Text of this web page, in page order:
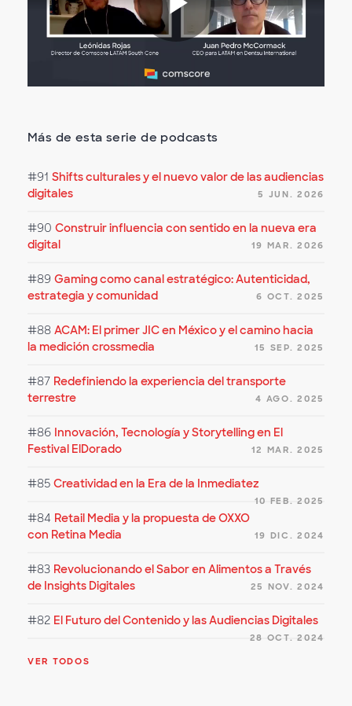
Más de esta serie de podcasts
#91 Shifts culturales y el nuevo valor de las audiencias
digitales
5 JUN. 2026
#90 Construir influencia con sentido en la nueva era
digital
19 MAR. 2026
#89 Gaming como canal estratégico: Autenticidad,
estrategia y comunidad
6 OCT. 2025
#88 ACAM: El primer JIC en México y el camino hacia
la medición crossmedia
15 SEP. 2025
#87 Redefiniendo la experiencia del transporte
terrestre
4 AGO. 2025
#86 Innovación, Tecnología y Storytelling en El
Festival ElDorado
12 MAR. 2025
#85 Creatividad en la Era de la Inmediatez
10 FEB. 2025
#84 Retail Media y la propuesta de OXXO
con Retina Media
19 DIC. 2024
#83 Revolucionando el Sabor en Alimentos a Través
de Insights Digitales
25 NOV. 2024
#82 El Futuro del Contenido y las Audiencias Digitales
28 OCT. 2024
VER TODOS